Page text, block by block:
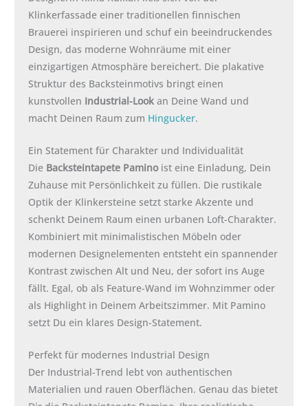
Klinkerfassade einer traditionellen finnischen
Brauerei inspirieren und schuf ein beeindruckendes
Design, das moderne Wohnräume mit einer
einzigartigen Atmosphäre bereichert. Die plakative
Struktur des Backsteinmotivs bringt einen
kunstvollen Industrial-Look an Deine Wand und
macht Deinen Raum zum Hingucker.
Ein Statement für Charakter und Individualität
Die Backsteintapete Paminoist eine Einladung, Dein
Zuhause mit Persönlichkeit zu füllen. Die rustikale
Optik der Klinkersteine setzt starke Akzente und
schenkt Deinem Raum einen urbanen Loft-Charakter.
Kombiniert mit minimalistischen Möbeln oder
modernen Designelementen entsteht ein spannender
Kontrast zwischen Alt und Neu, der sofort ins Auge
fällt. Egal, ob als Feature-Wand im Wohnzimmer oder
als Highlight in Deinem Arbeitszimmer. Mit Pamino
setzt Du ein klares Design-Statement.
Perfekt für modernes Industrial Design
Der Industrial-Trend lebt von authentischen
Materialien und rauen Oberflächen. Genau das bietet